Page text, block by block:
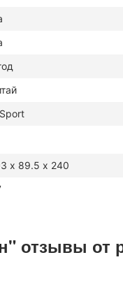
х 89.5 х 240
отзывы от